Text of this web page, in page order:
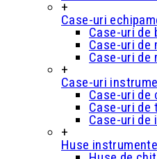
+
Case-uri
Case-uri de
Case-uri de
Case-uri de
+
Case-uri
Case-uri de
Case-uri de
Case-uri de
+
Huse